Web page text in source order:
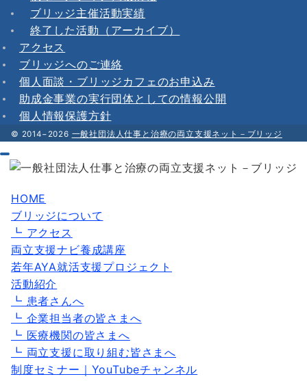
ブリッジ主催活動実績
終了した活動（アーカイブ）
アクセス
ブリッジへのご連絡
個人面談・ブリッジカフェのお申込み
助成金事業の実行団体としての情報公開
個人情報保護方針
© 2014−2026 一般社団法人仕事と治療の両立支援ネット－ブリッジ
HOME
ブリッジについて
┗ アクセス
両立支援ナビ養成講座
若年AYA就活支援プロジェクト
活動紹介
┗ 患者さんへ
┗ 企業担当者の皆さまへ
┗ 医療機関の皆さまへ
┗ 両立支援に取り組む皆さまへ
制度セミナー｜YouTubeチャンネル